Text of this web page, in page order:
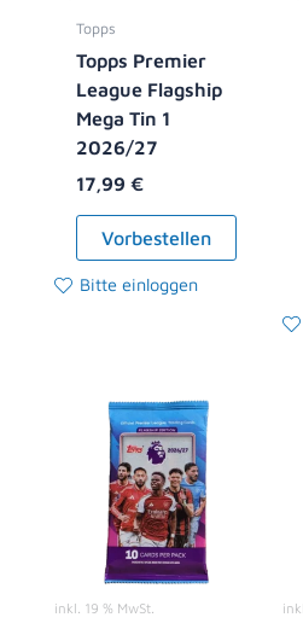
Topps
Topps Premier
League Flagship
Mega Tin 1
2026/27
17,99 €
Vorbestellen
Bitte einloggen
inkl. 19 % MwSt.